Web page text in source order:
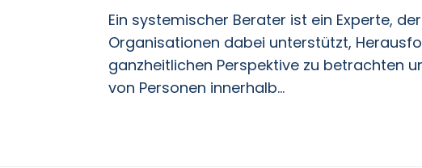
Ein systemischer Berater ist ein Experte,
Organisationen dabei unterstützt,
ganzheitlichen Perspektive zu betrachten
von Personen innerhalb...